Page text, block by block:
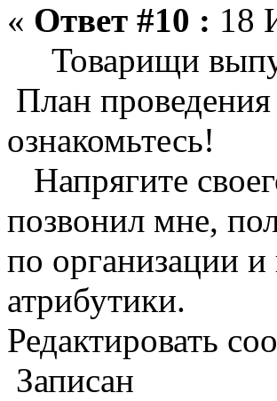
« Ответ #10 : 18
Товарищи
План
ознакомьтесь!
Напрягите
позвонил мне,
по организации
атрибутики.
Редактировать
Записан